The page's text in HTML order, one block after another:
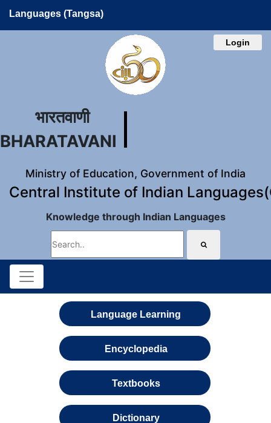
Languages (Tangsa)
Login
भारतवाणी
BHARATAVANI
Ministry of Education, Government of India
Central Institute of Indian
Knowledge through Indian Languages
Language Learning
Encyclopedia
Textbooks
Dictionary